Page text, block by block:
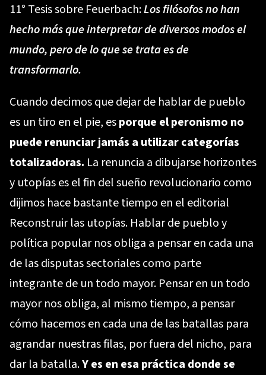
11° Tesis sobre Feuerbach:Los filósofos no han
hecho más que interpretar de diversos modos el
mundo, pero de lo que se trata es de
transformarlo.
Cuando decimos que dejar de hablar de pueblo
es un tiro en el pie, esporque el peronismo no
puede renunciar jamás a utilizar categorías
totalizadoras. La renuncia a dibujarse horizontes
y utopías es el fin del sueño revolucionario como
dijimos hace bastante tiempo en el editorial
Reconstruir las utopías. Hablar de pueblo y
política popular nos obliga a pensar en cada una
de las disputas sectoriales como parte
integrante de un todo mayor. Pensar en un todo
mayor nos obliga, al mismo tiempo, a pensar
cómo hacemos en cada una de las batallas para
agrandar nuestras filas, por fuera del nicho, para
dar la batalla.Y es en esa práctica donde se